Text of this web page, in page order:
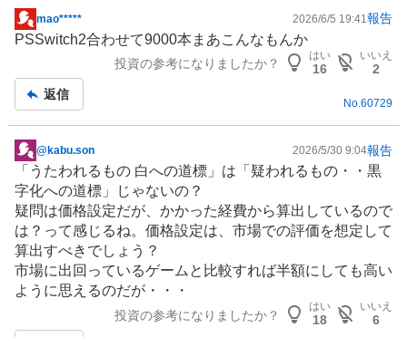
掲
示
事
mao***** 2026/6/5 19:41 報告
PSSwitch2合わせて9000本まあこんなもんか
投資の参考になりましたか？
はい
16
いいえ
2
返信
No.60729
掲
板
記
事
@kabu.son 2026/5/30 9:04報告
「うたわれるもの 白への道標」は「疑われるもの・・黒
字化への道標」じゃないの？
疑問は価格設定だが、かかった経費から算出しているので
は？って感じるね。価格設定は、市場での評価を想定して
算出すべきでしょう？
市場に出回っているゲーム と比較すれば半額にしても高い
ように思えるのだが・・・
投資の参考になりましたか？
はい
18
いいえ
6